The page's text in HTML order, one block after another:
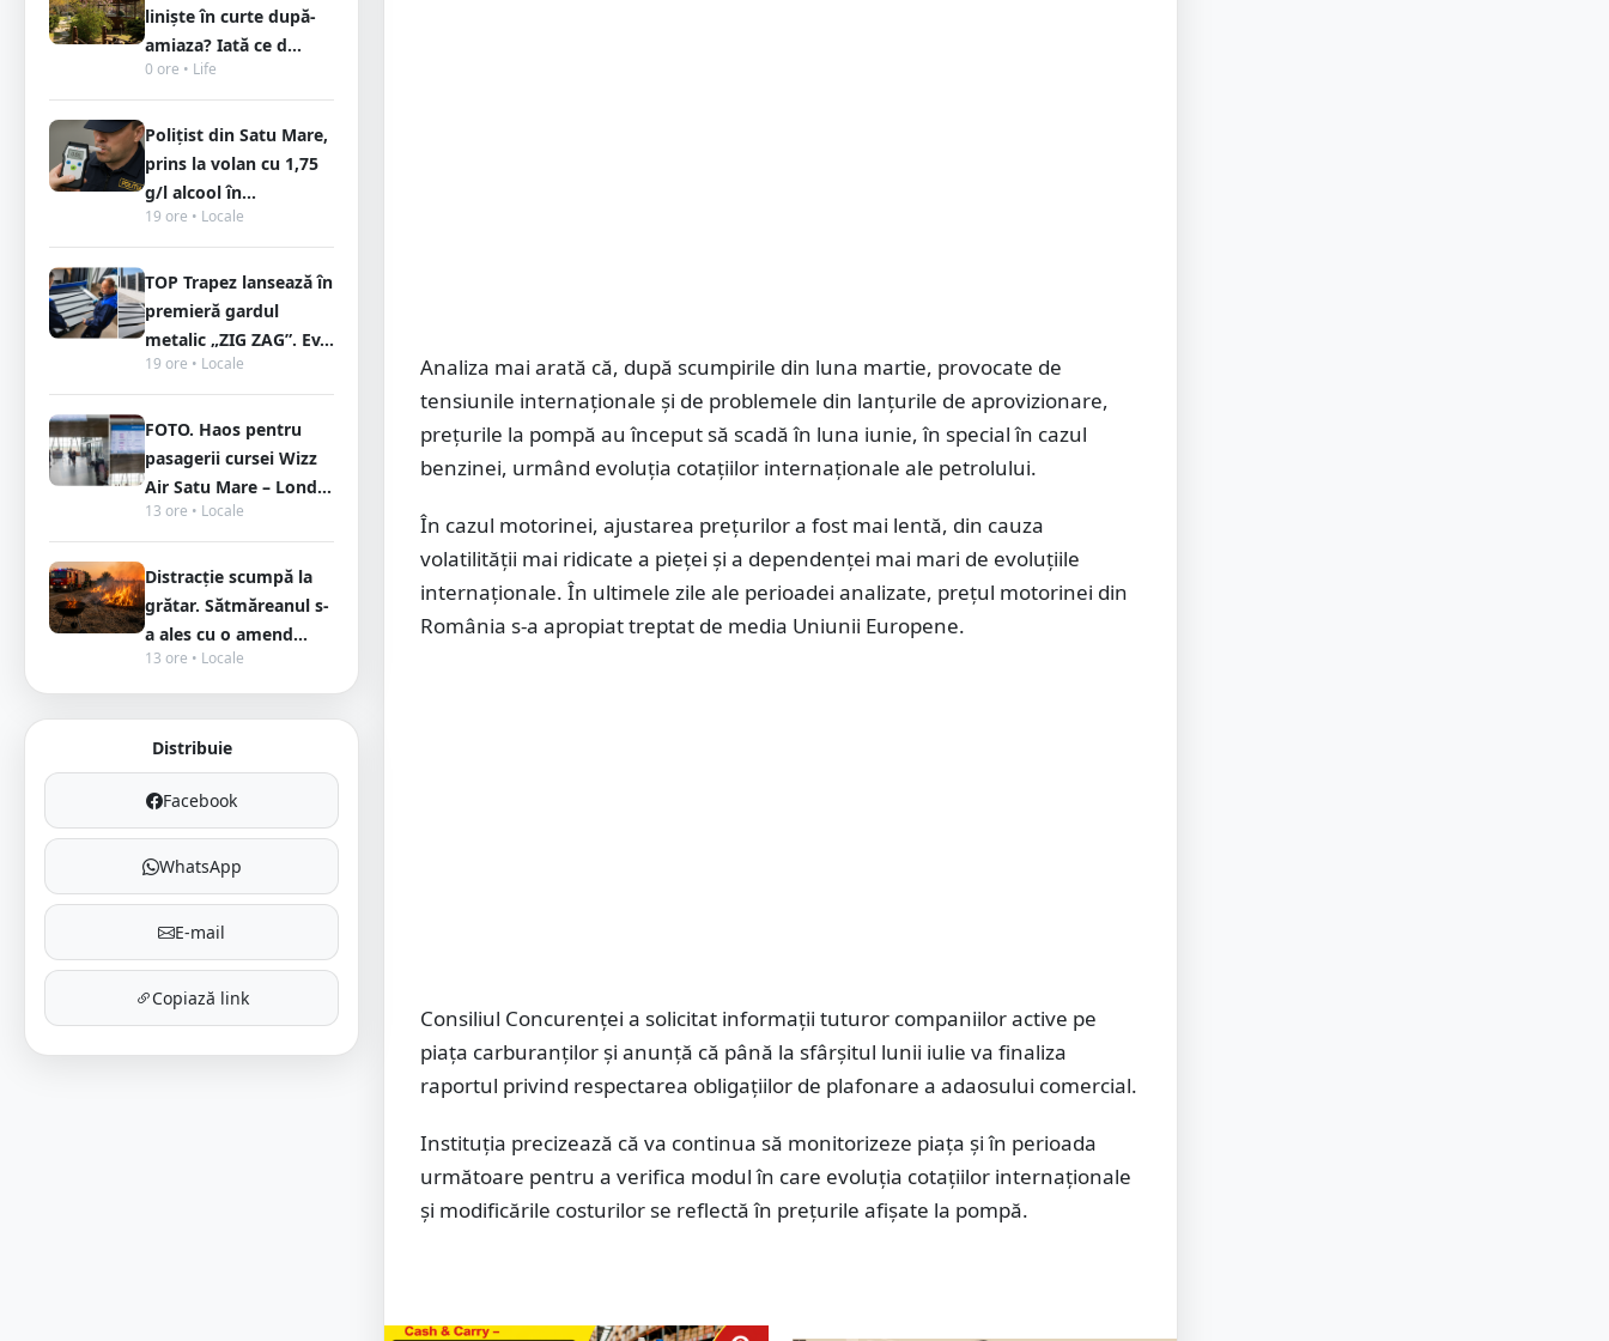
liniște în curte după-
amiaza? Iată ce d...
0 ore • Life
Polițist din Satu Mare,
prins la volan cu 1,75
g/l alcool în...
19 ore • Locale
TOP Trapez lansează în
premieră gardul
metalic „ZIG ZAG”. Ev...
19 ore • Locale
FOTO. Haos pentru
pasagerii cursei Wizz
Air Satu Mare – Lond...
13 ore • Locale
Distracție scumpă la
grătar. Sătmăreanul s-
a ales cu o amend...
13 ore • Locale
Distribuie
Facebook
WhatsApp
E-mail
Copiază link
Analiza mai arată că, după scumpirile din luna martie, provocate de
tensiunile internaționale și de problemele din lanțurile de aprovizionare,
prețurile la pompă au început să scadă în luna iunie, în special în cazul
benzinei, urmând evoluția cotațiilor internaționale ale petrolului.
În cazul motorinei, ajustarea prețurilor a fost mai lentă, din cauza
volatilității mai ridicate a pieței și a dependenței mai mari de evoluțiile
internaționale. În ultimele zile ale perioadei analizate, prețul motorinei din
România s-a apropiat treptat de media Uniunii Europene.
Consiliul Concurenței a solicitat informații tuturor companiilor active pe
piața carburanților și anunță că până la sfârșitul lunii iulie va finaliza
raportul privind respectarea obligațiilor de plafonare a adaosului comercial.
Instituția precizează că va continua să monitorizeze piața și în perioada
următoare pentru a verifica modul în care evoluția cotațiilor internaționale
și modificările costurilor se reflectă în prețurile afișate la pompă.